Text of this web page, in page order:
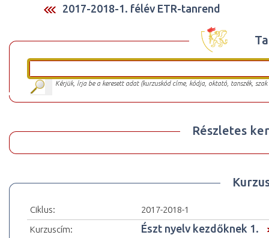
2017-2018-1. félév ETR-tanrend
Kérjük, írja be a keresett adat (kurzuskód címe, kódja, oktató, tanszék,
Részletes
Ciklus:
2017-2018-1
Kurzuscím:
Észt nyelv kezdőknek 1.